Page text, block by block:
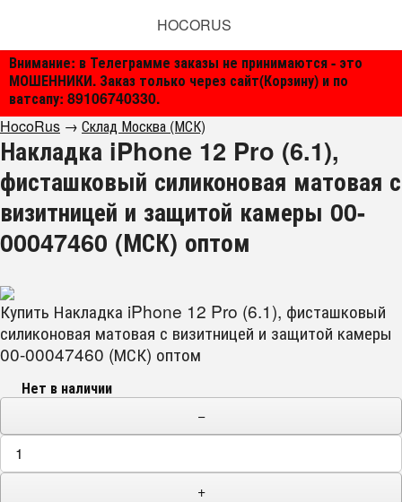
Внимание: в Телеграмме заказы не принимаются - это
МОШЕННИКИ. Заказ только через сайт(Корзину) и по
ватсапу: 89106740330.
HOCORUS
HocoRus → Склад Москва (МСК)
Накладка iPhone 12 Pro (6.1),
фисташковый силиконовая матовая с
визитницей и защитой камеры 00-
00047460 (МСК) оптом
Купить Накладка iPhone 12 Pro (6.1), фисташковый
силиконовая матовая с визитницей и защитой камеры
00-00047460 (МСК) оптом
Нет в наличии
−
+